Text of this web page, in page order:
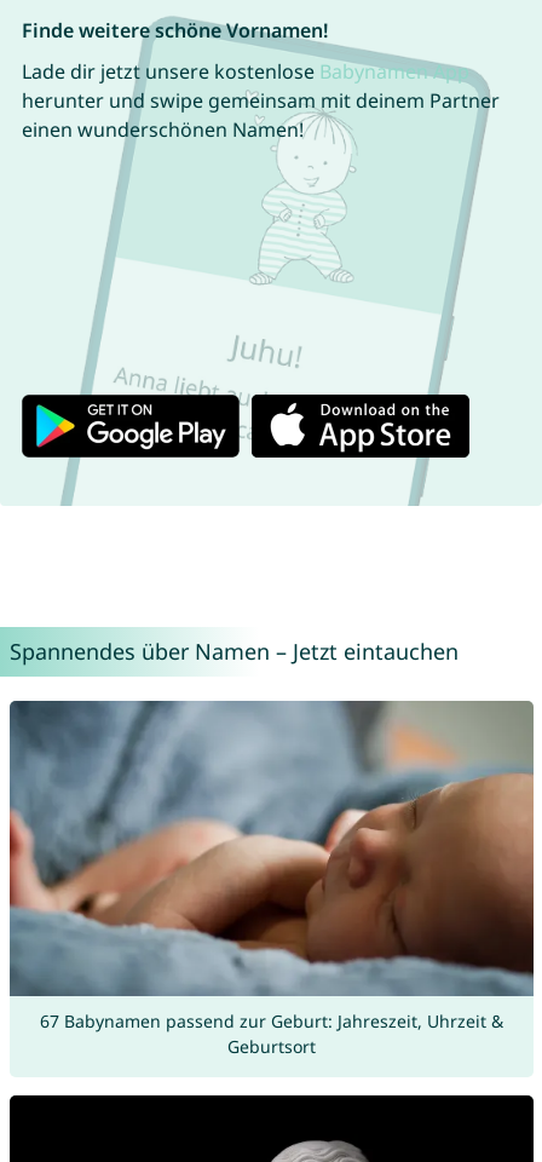
Finde weitere schöne Vornamen!
Lade dir jetzt unsere kostenlose Babynamen App
herunter und swipe gemeinsam mit deinem Partner
einen wunderschönen Namen!
Spannendes über Namen – Jetzt eintauchen
67 Babynamen passend zur Geburt: Jahreszeit, Uhrzeit &
Geburtsort